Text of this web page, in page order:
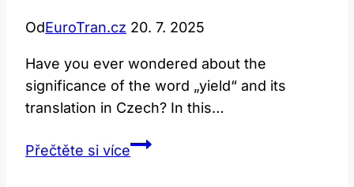
OdEuroTran.cz 20. 7. 2025
Have you ever wondered about the
significance of the word „yield“ and its
translation in Czech? In this…
Přečtěte si víceYield: